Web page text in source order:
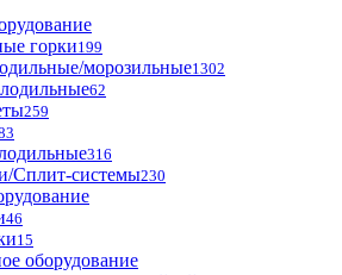
горки199
морозильные1302
62
259
316
Сплит-системы230
46
15
оборудование